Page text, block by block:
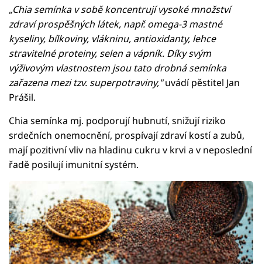
„Chia semínka v sobě koncentrují vysoké množství
zdraví prospěšných látek, např. omega-3 mastné
kyseliny, bílkoviny, vlákninu, antioxidanty, lehce
stravitelné proteiny, selen a vápník. Díky svým
výživovým vlastnostem jsou tato drobná semínka
zařazena mezi tzv. superpotraviny,"uvádí pěstitel Jan
Prášil.
Chia semínka mj. podporují hubnutí, snižují riziko
srdečních onemocnění, prospívají zdraví kostí a zubů,
mají pozitivní vliv na hladinu cukru v krvi a v neposlední
řadě posilují imunitní systém.